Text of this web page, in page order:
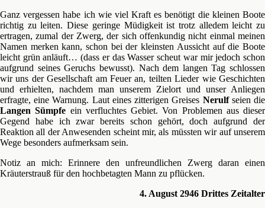
Ganz vergessen habe ich wie viel Kraft es benötigt die kleinen Boote
richtig zu leiten. Diese geringe Müdigkeit ist trotz alledem leicht zu
ertragen, zumal der Zwerg, der sich offenkundig nicht einmal meinen
Namen merken kann, schon bei der kleinsten Aussicht auf die Boote
leicht grün anläuft… (dass er das Wasser scheut war mir jedoch schon
aufgrund seines Geruchs bewusst). Nach dem langen Tag schlossen
wir uns der Gesellschaft am Feuer an, teilten Lieder wie Geschichten
und erhielten, nachdem man unserem Zielort und unser Anliegen
erfragte, eine Warnung. Laut eines zitterigen Greises Nerulfseien die
Langen Sümpfe ein verfluchtes Gebiet. Von Problemen aus dieser
Gegend habe ich zwar bereits schon gehört, doch aufgrund der
Reaktion all der Anwesenden scheint mir, als müssten wir auf unserem
Wege besonders aufmerksam sein.
Notiz an mich: Erinnere den unfreundlichen Zwerg daran einen
Kräuterstrauß für den hochbetagten Mann zu pflücken.
4. August 2946 Drittes Zeitalter